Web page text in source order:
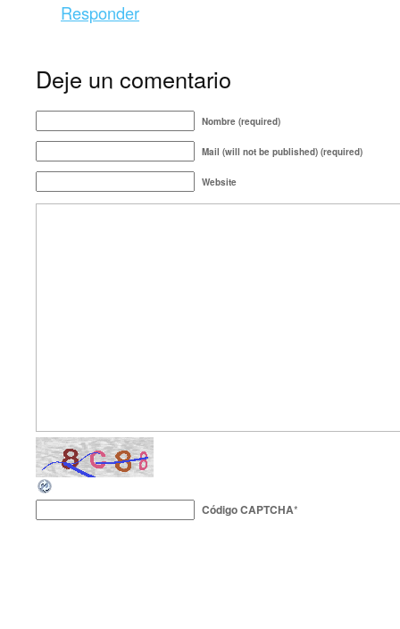
Responder
Deje un comentario
Nombre (required)
Mail (will not be published) (required)
Website
Código CAPTCHA*